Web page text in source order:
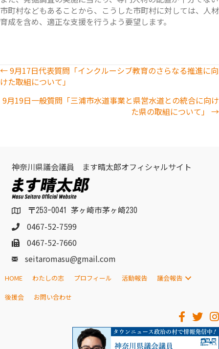
市町村などもあることから、こうした市町村に対しては、人材
育成を含め、適正な支援を行うよう要望します。
Posts
navigation
← 9月17日代表質問「インクルーシブ教育のさらなる推進に向
けた取組について」
9月19日一般質問「三浦市水道事業と県営水道との統合に向け
た県の取組について」 →
神奈川県議会議員 ます晴太郎オフィシャルサイト
〒253-0041 茅ヶ崎市茅ヶ崎230
0467-52-7599
0467-52-7660
seitaromasu@gmail.com
HOME わたしの志 プロフィール 活動報告 議会報告
後援会 お問い合わせ